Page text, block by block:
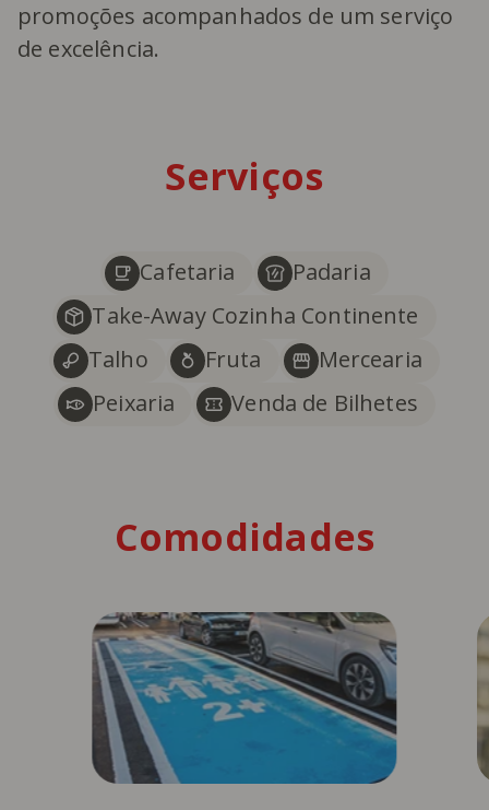
promoções acompanhados de um serviço
de excelência.
Serviços
Cafetaria
Padaria
Take-Away Cozinha Continente
Talho
Fruta
Mercearia
Peixaria
Venda de Bilhetes
Comodidades